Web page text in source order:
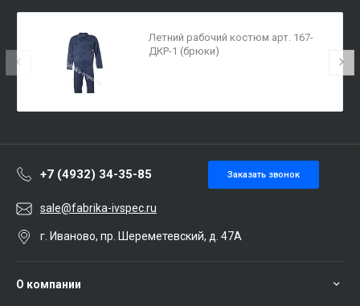
Летний рабочий костюм арт. 167-
ДКР-1 (брюки)
+7 (4932) 34-35-85 Заказать звонок
sale@fabrika-ivspec.ru
г. Иваново, пр. Шереметевский, д. 47А
О компании